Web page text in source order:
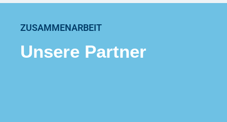
ZUSAMMENARBEIT
Unsere Partner